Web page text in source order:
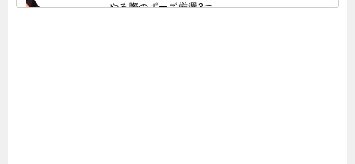
やる際のポーズ厳選3つ